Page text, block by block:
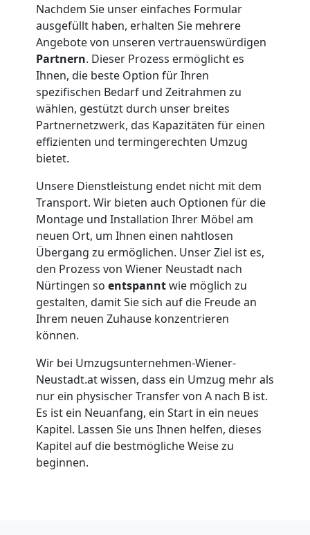
Nachdem Sie unser einfaches Formular
ausgefüllt haben, erhalten Sie mehrere
Angebote von unseren vertrauenswürdigen
Partnern. Dieser Prozess ermöglicht es
Ihnen, die beste Option für Ihren
spezifischen Bedarf und Zeitrahmen zu
wählen, gestützt durch unser breites
Partnernetzwerk, das Kapazitäten für einen
effizienten und termingerechten Umzug
bietet.
Unsere Dienstleistung endet nicht mit dem
Transport. Wir bieten auch Optionen für die
Montage und Installation Ihrer Möbel am
neuen Ort, um Ihnen einen nahtlosen
Übergang zu ermöglichen. Unser Ziel ist es,
den Prozess von Wiener Neustadt nach
Nürtingen so entspanntwie möglich zu
gestalten, damit Sie sich auf die Freude an
Ihrem neuen Zuhause konzentrieren
können.
Wir bei Umzugsunternehmen-Wiener-
Neustadt.at wissen, dass ein Umzug mehr als
nur ein physischer Transfer von A nach B ist.
Es ist ein Neuanfang, ein Start in ein neues
Kapitel. Lassen Sie uns Ihnen helfen, dieses
Kapitel auf die bestmögliche Weise zu
beginnen.
Mann
LKW
Möbellift
Wiener
Neustadt
Übersiedlung
Wiener
Neustadt
Klaviertransport
Wiener
Neustadt